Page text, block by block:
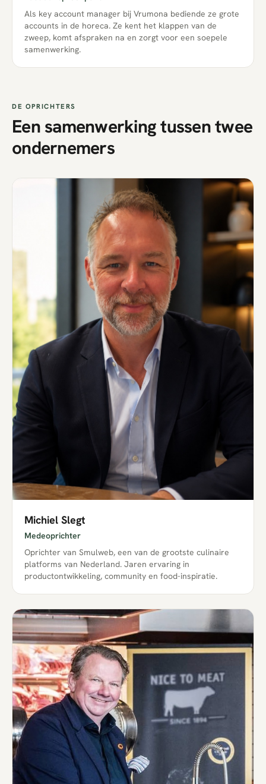
Als key account manager bij Vrumona bediende ze grote
accounts in de horeca. Ze kent het klappen van de
zweep, komt afspraken na en zorgt voor een soepele
samenwerking.
DE OPRICHTERS
Een samenwerking tussen twee
ondernemers
Michiel Slegt
Medeoprichter
Oprichter van Smulweb, een van de grootste culinaire
platforms van Nederland. Jaren ervaring in
productontwikkeling, community en food-inspiratie.